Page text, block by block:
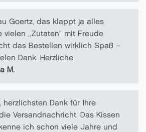
Goertz, das klappt ja alles
vielen „Zutaten“ mit Freude
das Bestellen wirklich Spaß –
Dank. Herzliche
M.
herzlichsten Dank für Ihre
Versandnachricht. Das Kissen
ich schon viele Jahre und